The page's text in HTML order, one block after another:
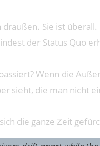
draußen. Sie ist
der Status Quo
Wenn die
sieht, die man nicht
die ganze Zeit